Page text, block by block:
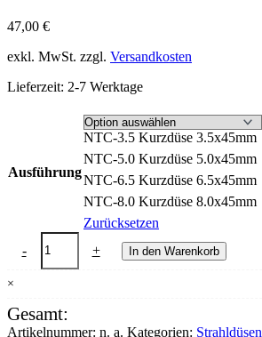
47,00 €
exkl. MwSt. zzgl. Versandkosten
Lieferzeit: 2-7 Werktage
Ausführung
NTC-3.5 Kurzdüse 3.5x45mm
NTC-5.0 Kurzdüse 5.0x45mm
NTC-6.5 Kurzdüse 6.5x45mm
NTC-8.0 Kurzdüse 8.0x45mm
Zurücksetzen
-
Kurzdüse
Wolframcarbid,
Länge
Menge
+ In den Warenkorb
×
Gesamt:
Artikelnummer: n. a. Kategorien: Strahldüsen